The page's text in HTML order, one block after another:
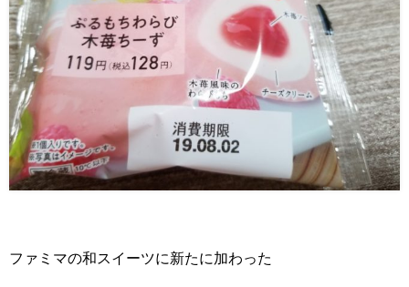
ファミマの和スイーツに新たに加わった